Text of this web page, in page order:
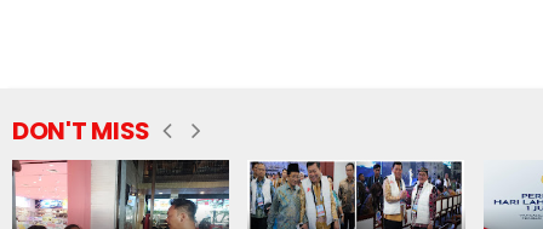
DON'T MISS